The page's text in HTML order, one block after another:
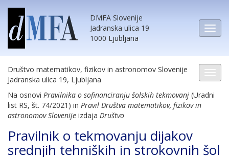
DMFA Slovenije
Jadranska ulica 19
1000 Ljubljana
Društvo matematikov, fizikov in astronomov Slovenije
Jadranska ulica 19, Ljubljana
Na osnovi Pravilnika o sofinanciranju šolskih tekmovanj (Uradni
list RS, št. 74/2021) in Pravil Društva matematikov, fizikov in
astronomov Slovenije izdaja Društvo
Pravilnik o tekmovanju dijakov
srednjih tehniških in strokovnih šol